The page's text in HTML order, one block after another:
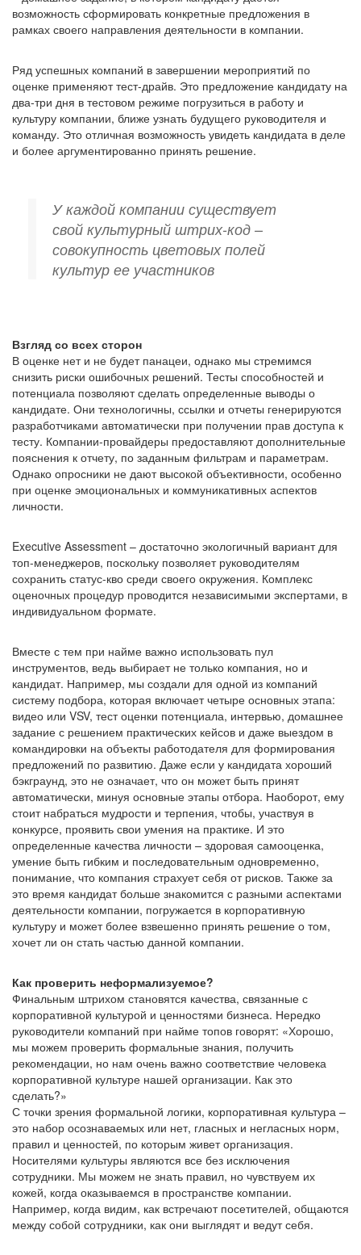
возможность сформировать конкретные предложения в
рамках своего направления деятельности в компании.
Ряд успешных компаний в завершении мероприятий по
оценке применяют тест-драйв. Это предложение кандидату на
два-три дня в тестовом режиме погрузиться в работу и
культуру компании, ближе узнать будущего руководителя и
команду. Это отличная возможность увидеть кандидата в деле
и более аргументированно принять решение.
У каждой компании существует
свой культурный штрих-код –
совокупность цветовых полей
культур ее участников
Взгляд со всех сторон
В оценке нет и не будет панацеи, однако мы стремимся
снизить риски ошибочных решений. Тесты способностей и
потенциала позволяют сделать определенные выводы о
кандидате. Они технологичны, ссылки и отчеты генерируются
разработчиками автоматически при получении прав доступа к
тесту. Компании-провайдеры предоставляют дополнительные
пояснения к отчету, по заданным фильтрам и параметрам.
Однако опросники не дают высокой объективности, особенно
при оценке эмоциональных и коммуникативных аспектов
личности.
Executive Assessment – достаточно экологичный вариант для
топ-менеджеров, поскольку позволяет руководителям
сохранить статус-кво среди своего окружения. Комплекс
оценочных процедур проводится независимыми экспертами, в
индивидуальном формате.
Вместе с тем при найме важно использовать пул
инструментов, ведь выбирает не только компания, но и
кандидат. Например, мы создали для одной из компаний
систему подбора, которая включает четыре основных этапа:
видео или VSV, тест оценки потенциала, интервью, домашнее
задание с решением практических кейсов и даже выездом в
командировки на объекты работодателя для формирования
предложений по развитию. Даже если у кандидата хороший
бэкграунд, это не означает, что он может быть принят
автоматически, минуя основные этапы отбора. Наоборот, ему
стоит набраться мудрости и терпения, чтобы, участвуя в
конкурсе, проявить свои умения на практике. И это
определенные качества личности – здоровая самооценка,
умение быть гибким и последовательным одновременно,
понимание, что компания страхует себя от рисков. Также за
это время кандидат больше знакомится с разными аспектами
деятельности компании, погружается в корпоративную
культуру и может более взвешенно принять решение о том,
хочет ли он стать частью данной компании.
Как проверить неформализуемое?
Финальным штрихом становятся качества, связанные с
корпоративной культурой и ценностями бизнеса. Нередко
руководители компаний при найме топов говорят: «Хорошо,
мы можем проверить формальные знания, получить
рекомендации, но нам очень важно соответствие человека
корпоративной культуре нашей организации. Как это
сделать?»
С точки зрения формальной логики, корпоративная культура –
это набор осознаваемых или нет, гласных и негласных норм,
правил и ценностей, по которым живет организация.
Носителями культуры являются все без исключения
сотрудники. Мы можем не знать правил, но чувствуем их
кожей, когда оказываемся в пространстве компании.
Например, когда видим, как встречают посетителей, общаются
между собой сотрудники, как они выглядят и ведут себя.